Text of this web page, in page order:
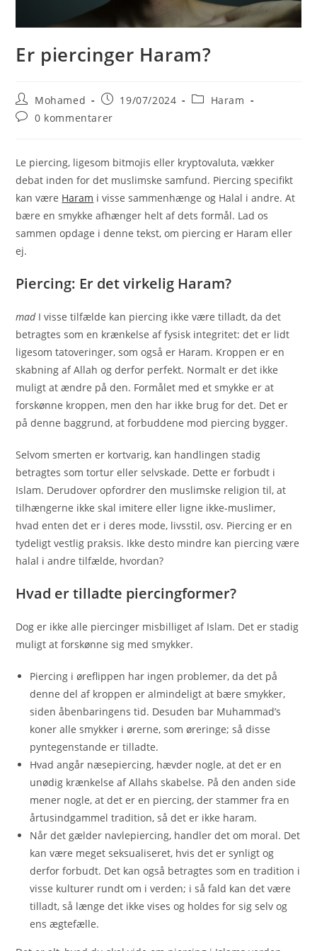
Er piercinger Haram?
Post
author:
Mohamed
Post19/07/2024
PostHaram
Post0 kommentarer
Le piercing, ligesom bitmojis eller kryptovaluta, vækker
debat inden for det muslimske samfund. Piercing specifikt
kan være Haram i visse sammenhænge og Halal i andre. At
bære en smykke afhænger helt af dets formål. Lad os
sammen opdage i denne tekst, om piercing er Haram eller
ej.
Piercing: Er det virkelig Haram?
madI visse tilfælde kan piercing ikke være tilladt, da det
betragtes som en krænkelse af fysisk integritet: det er lidt
ligesom tatoveringer, som også er Haram. Kroppen er en
skabning af Allah og derfor perfekt. Normalt er det ikke
muligt at ændre på den. Formålet med et smykke er at
forskønne kroppen, men den har ikke brug for det. Det er
på denne baggrund, at forbuddene mod piercing bygger.
Selvom smerten er kortvarig, kan handlingen stadig
betragtes som tortur eller selvskade. Dette er forbudt i
Islam. Derudover opfordrer den muslimske religion til, at
tilhængerne ikke skal imitere eller ligne ikke-muslimer,
hvad enten det er i deres mode, livsstil, osv. Piercing er en
tydeligt vestlig praksis. Ikke desto mindre kan piercing være
halal i andre tilfælde, hvordan?
Hvad er tilladte piercingformer?
Dog er ikke alle piercinger misbilliget af Islam. Det er stadig
muligt at forskønne sig med smykker.
Piercing i øreflippen har ingen problemer, da det på
denne del af kroppen er almindeligt at bære smykker,
siden åbenbaringens tid. Desuden bar Muhammad’s
koner alle smykker i ørerne, som øreringe; så disse
pyntegenstande er tilladte.
Hvad angår næsepiercing, hævder nogle, at det er en
unødig krænkelse af Allahs skabelse. På den anden side
mener nogle, at det er en piercing, der stammer fra en
årtusindgammel tradition, så det er ikke haram.
Når det gælder navlepiercing, handler det om moral. Det
kan være meget seksualiseret, hvis det er synligt og
derfor forbudt. Det kan også betragtes som en tradition i
visse kulturer rundt om i verden; i så fald kan det være
tilladt, så længe det ikke vises og holdes for sig selv og
ens ægtefælle.